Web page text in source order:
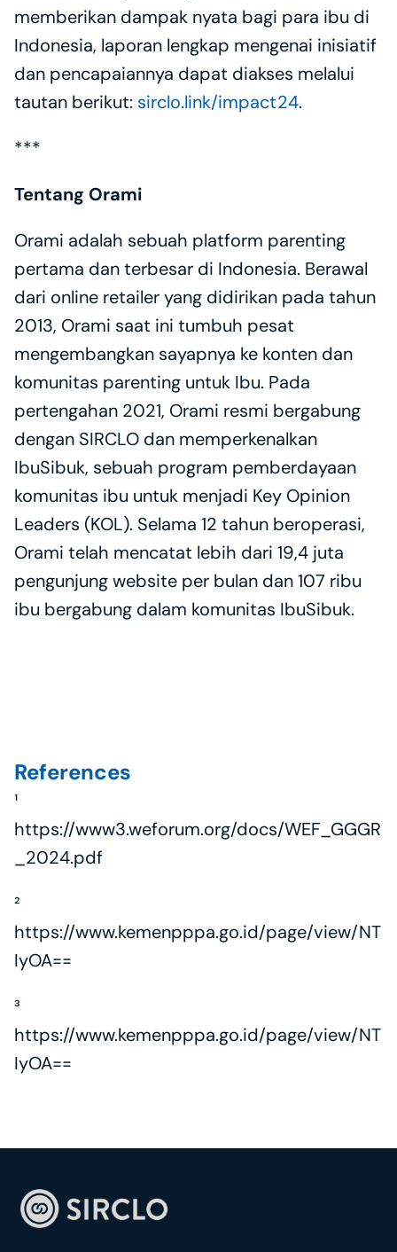
memberikan dampak nyata bagi para ibu di
Indonesia, laporan lengkap mengenai inisiatif
dan pencapaiannya dapat diakses melalui
tautan berikut: sirclo.link/impact24.
***
Tentang Orami
Orami adalah sebuah platform parenting
pertama dan terbesar di Indonesia. Berawal
dari online retailer yang didirikan pada tahun
2013, Orami saat ini tumbuh pesat
mengembangkan sayapnya ke konten dan
komunitas parenting untuk Ibu. Pada
pertengahan 2021, Orami resmi bergabung
dengan SIRCLO dan memperkenalkan
IbuSibuk, sebuah program pemberdayaan
komunitas ibu untuk menjadi Key Opinion
Leaders (KOL). Selama 12 tahun beroperasi,
Orami telah mencatat lebih dari 19,4 juta
pengunjung website per bulan dan 107 ribu
ibu bergabung dalam komunitas IbuSibuk.
References
¹
https://www3.weforum.org/docs/WEF_GGGR
_2024.pdf
²
https://www.kemenpppa.go.id/page/view/NT
IyOA==
³
https://www.kemenpppa.go.id/page/view/NT
IyOA==